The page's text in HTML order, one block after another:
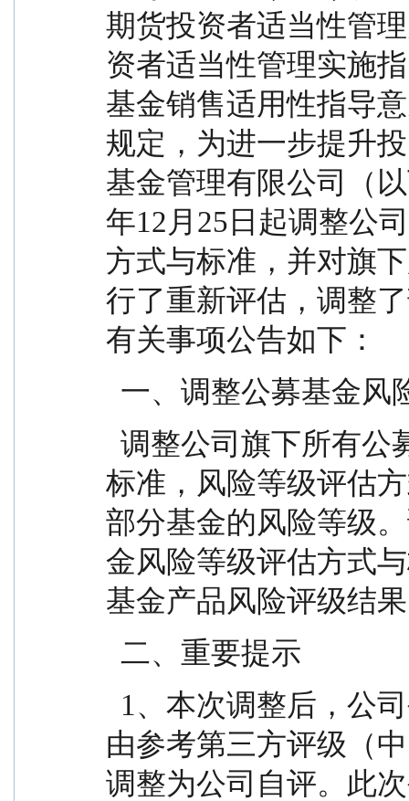
期货投资者适当性管
资者适当性管理实施
基金销售适用性指导
规定，为进一步提升
基金管理有限公司（
年12月25日起调整公
方式与标准，并对旗
行了重新评估，调整
有关事项公告如下：
一、调整公募基金
标准，风险等级评估
部分基金的风险等级
金风险等级评估方式
基金产品风险评级结
  二、重要提示
由参考第三方评级（
调整为公司自评。此